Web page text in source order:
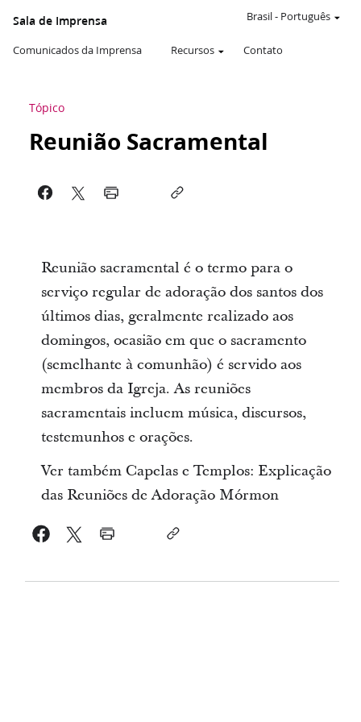
Sala de Imprensa
Comunicados da Imprensa Recursos Contato
Brasil- Português
Tópico
Reunião Sacramental
Reunião sacramental é o termo para o
serviço regular de adoração dos santos dos
últimos dias, geralmente realizado aos
domingos, ocasião em que o sacramento
(semelhante à comunhão) é servido aos
membros da Igreja. As reuniões
sacramentais incluem música, discursos,
testemunhos e orações.
Ver também Capelas e Templos: Explicação
das Reuniões de Adoração Mórmon